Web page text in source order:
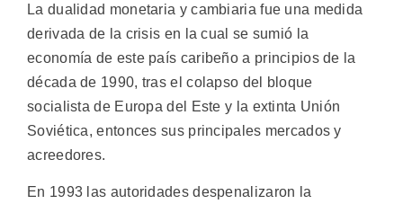
La dualidad monetaria y cambiaria fue una medida
derivada de la crisis en la cual se sumió la
economía de este país caribeño a principios de la
década de 1990, tras el colapso del bloque
socialista de Europa del Este y la extinta Unión
Soviética, entonces sus principales mercados y
acreedores.
En 1993 las autoridades despenalizaron la